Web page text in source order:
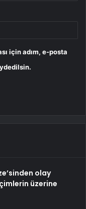
için adım, e-posta
olay
üzerine